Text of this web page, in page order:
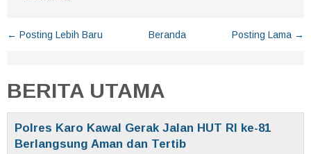
← Posting Lebih Baru Posting Lama →
Beranda
BERITA UTAMA
Polres Karo Kawal Gerak Jalan HUT RI ke-81
Berlangsung Aman dan Tertib